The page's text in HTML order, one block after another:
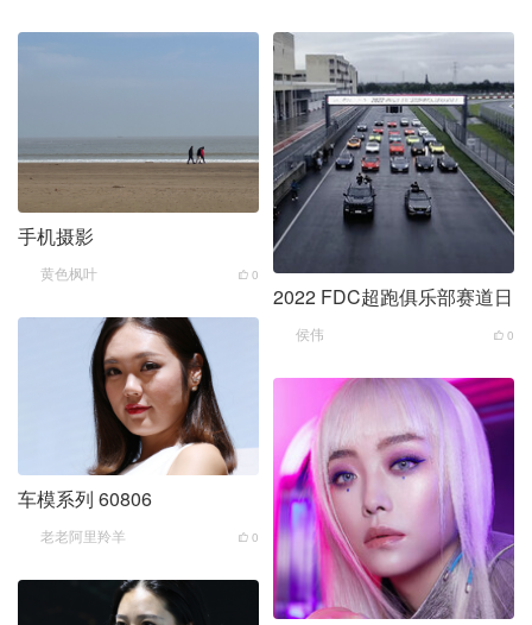
手机摄影
黄色枫叶 0
车模系列 60806
老老阿里羚羊 0
2022 FDC超跑俱乐部赛道日
侯伟 0